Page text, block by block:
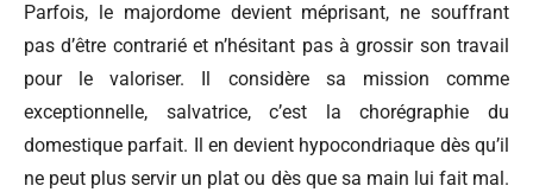
Parfois, le majordome devient méprisant, ne souffrant
pas d’être contrarié et n’hésitant pas à grossir son travail
pour le valoriser. Il considère sa mission comme
exceptionnelle, salvatrice, c’est la chorégraphie du
domestique parfait. Il en devient hypocondriaque dès qu’il
ne peut plus servir un plat ou dès que sa main lui fait mal.